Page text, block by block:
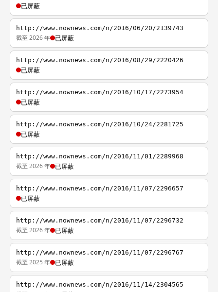
已屏蔽
http://www.nownews.com/n/2016/06/20/2139743
截至 2026 年 已屏蔽
http://www.nownews.com/n/2016/08/29/2220426
已屏蔽
http://www.nownews.com/n/2016/10/17/2273954
已屏蔽
http://www.nownews.com/n/2016/10/24/2281725
已屏蔽
http://www.nownews.com/n/2016/11/01/2289968
截至 2026 年 已屏蔽
http://www.nownews.com/n/2016/11/07/2296657
已屏蔽
http://www.nownews.com/n/2016/11/07/2296732
截至 2026 年 已屏蔽
http://www.nownews.com/n/2016/11/07/2296767
截至 2025 年 已屏蔽
http://www.nownews.com/n/2016/11/14/2304565